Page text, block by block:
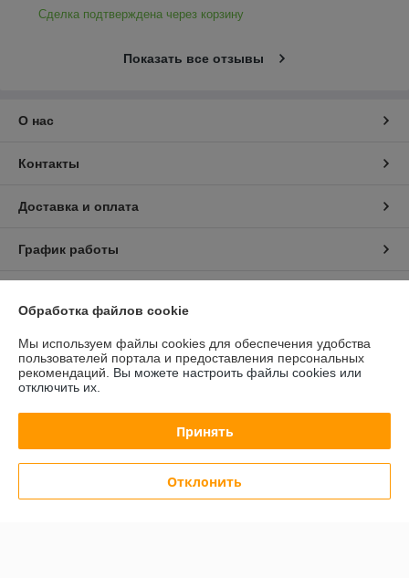
Сделка подтверждена через корзину
Показать все отзывы
О нас
Контакты
Доставка и оплата
График работы
Сайт создан на платформе Deal.by
Информация для покупателя
Обработка файлов cookie
Мы используем файлы cookies для обеспечения удобства
пользователей портала и предоставления персональных
рекомендаций. Вы можете настроить файлы cookies или
отключить их.
Принять
Отклонить